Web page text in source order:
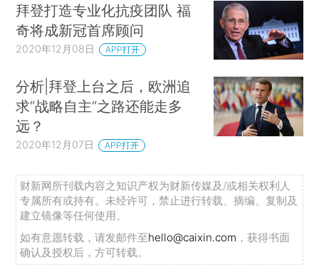
拜登打造专业化抗疫团队 福
奇将成新冠首席顾问
2020年12月08日 APP打开
分析|拜登上台之后，欧洲追
求“战略自主”之路还能走多
远？
2020年12月07日 APP打开
财新网所刊载内容之知识产权为财新传媒及/或相关权利人
专属所有或持有。未经许可，禁止进行转载、摘编、复制及
建立镜像等任何使用。
如有意愿转载，请发邮件至hello@caixin.com ，获得书面
确认及授权后，方可转载。